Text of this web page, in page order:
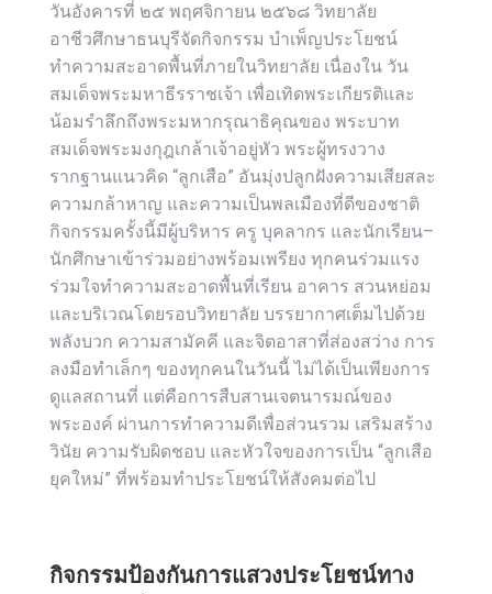
วันอังคารที่ ๒๕ พฤศจิกายน ๒๕๖๘ วิทยาลัย
อาชีวศึกษาธนบุรีจัดกิจกรรม บำเพ็ญประโยชน์
ทำความสะอาดพื้นที่ภายในวิทยาลัย เนื่องใน วัน
สมเด็จพระมหาธีรราชเจ้า เพื่อเทิดพระเกียรติและ
น้อมรำลึกถึงพระมหากรุณาธิคุณของ พระบาท
สมเด็จพระมงกุฎเกล้าเจ้าอยู่หัว พระผู้ทรงวาง
รากฐานแนวคิด “ลูกเสือ” อันมุ่งปลูกฝังความเสียสละ
ความกล้าหาญ และความเป็นพลเมืองที่ดีของชาติ
กิจกรรมครั้งนี้มีผู้บริหาร ครู บุคลากร และนักเรียน–
นักศึกษาเข้าร่วมอย่างพร้อมเพรียง ทุกคนร่วมแรง
ร่วมใจทำความสะอาดพื้นที่เรียน อาคาร สวนหย่อม
และบริเวณโดยรอบวิทยาลัย บรรยากาศเต็มไปด้วย
พลังบวก ความสามัคคี และจิตอาสาที่ส่องสว่าง การ
ลงมือทำเล็กๆ ของทุกคนในวันนี้ ไม่ได้เป็นเพียงการ
ดูแลสถานที่ แต่คือการสืบสานเจตนารมณ์ของ
พระองค์ ผ่านการทำความดีเพื่อส่วนรวม เสริมสร้าง
วินัย ความรับผิดชอบ และหัวใจของการเป็น “ลูกเสือ
ยุคใหม่” ที่พร้อมทำประโยชน์ให้สังคมต่อไป
กิจกรรมป้องกันการแสวงประโยชน์ทาง